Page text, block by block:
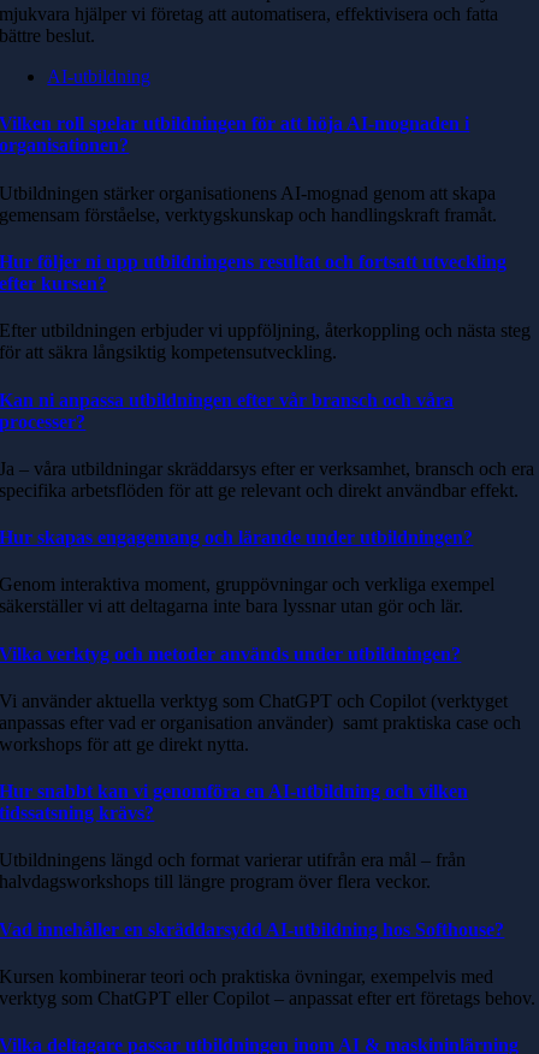
mjukvara hjälper vi företag att automatisera, effektivisera och fatta
bättre beslut.
AI-utbildning
Vilken roll spelar utbildningen för att höja AI-mognaden i
organisationen?
Utbildningen stärker organisationens AI-mognad genom att skapa
gemensam förståelse, verktygskunskap och handlingskraft framåt.
Hur följer ni upp utbildningens resultat och fortsatt utveckling
efter kursen?
Efter utbildningen erbjuder vi uppföljning, återkoppling och nästa steg
för att säkra långsiktig kompetensutveckling.
Kan ni anpassa utbildningen efter vår bransch och våra
processer?
Ja – våra utbildningar skräddarsys efter er verksamhet, bransch och era
specifika arbetsflöden för att ge relevant och direkt användbar effekt.
Hur skapas engagemang och lärande under utbildningen?
Genom interaktiva moment, gruppövningar och verkliga exempel
säkerställer vi att deltagarna inte bara lyssnar utan gör och lär.
Vilka verktyg och metoder används under utbildningen?
Vi använder aktuella verktyg som ChatGPT och Copilot (verktyget
anpassas efter vad er organisation använder) samt praktiska case och
workshops för att ge direkt nytta.
Hur snabbt kan vi genomföra en AI-utbildning och vilken
tidssatsning krävs?
Utbildningens längd och format varierar utifrån era mål – från
halvdagsworkshops till längre program över flera veckor.
Vad innehåller en skräddarsydd AI-utbildning hos Softhouse?
Kursen kombinerar teori och praktiska övningar, exempelvis med
verktyg som ChatGPT eller Copilot – anpassat efter ert företags behov.
Vilka deltagare passar utbildningen inom AI & maskininlärning